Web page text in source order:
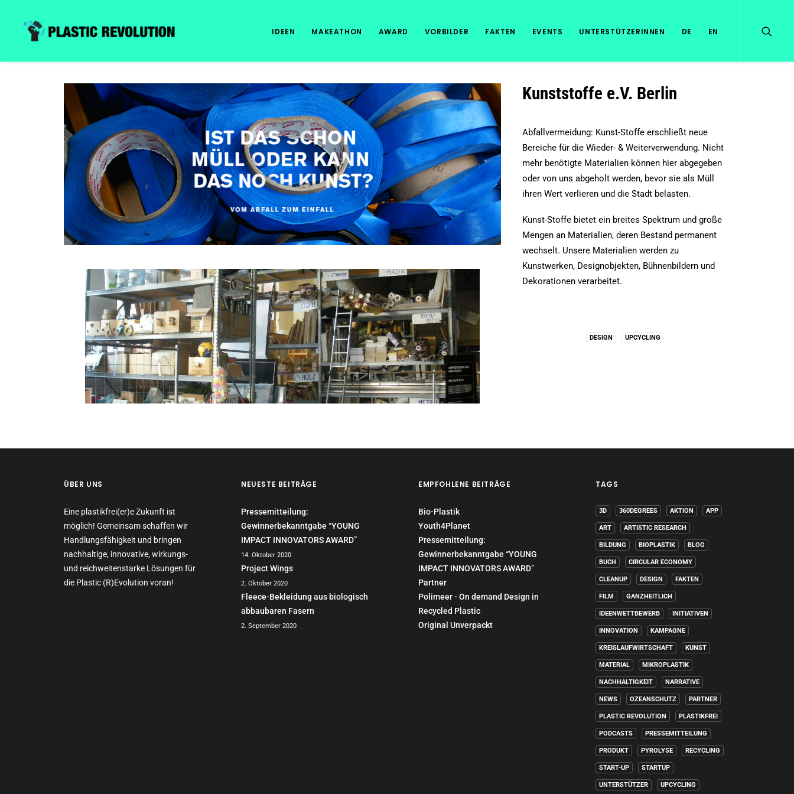
IDEEN MAKEATHON AWARD VORBILDER FAKTEN EVENTS UNTERSTÜTZERINNEN DE EN
Kunststoffe e.V. Berlin
Abfallvermeidung: Kunst-Stoffe erschließt neue
Bereiche für die Wieder- & Weiterverwendung. Nicht
mehr benötigte Materialien können hier abgegeben
oder von uns abgeholt werden, bevor sie als Müll
ihren Wert verlieren und die Stadt belasten.
Kunst-Stoffe bietet ein breites Spektrum und große
Mengen an Materialien, deren Bestand permanent
wechselt. Unsere Materialien werden zu
Kunstwerken, Designobjekten, Bühnenbildern und
Dekorationen verarbeitet.
DESIGN UPCYCLING
ÜBER UNS
Eine plastikfrei(er)e Zukunft ist
möglich! Gemeinsam schaffen wir
Handlungsfähigkeit und bringen
nachhaltige, innovative, wirkungs-
und reichweitenstarke Lösungen für
die Plastic (R)Evolution voran!
NEUESTE BEITRÄGE
Pressemitteilung:
Gewinnerbekanntgabe “YOUNG
IMPACT INNOVATORS AWARD”
14. Oktober 2020
Project Wings
2. Oktober 2020
Fleece-Bekleidung aus biologisch
abbaubaren Fasern
2. September 2020
EMPFOHLENE BEITRÄGE
Bio-Plastik
Youth4Planet
Pressemitteilung:
Gewinnerbekanntgabe “YOUNG
IMPACT INNOVATORS AWARD”
Partner
Polimeer - On demand Design in
Recycled Plastic
Original Unverpackt
TAGS
3D 360DEGREES AKTION APP
ART ARTISTIC RESEARCH
BILDUNG BIOPLASTIK BLOG
BUCH CIRCULAR ECONOMY
CLEANUP DESIGN FAKTEN
FILM GANZHEITLICH
IDEENWETTBEWERB INITIATIVEN
INNOVATION KAMPAGNE
KREISLAUFWIRTSCHAFT KUNST
MATERIAL MIKROPLASTIK
NACHHALTIGKEIT NARRATIVE
NEWS OZEANSCHUTZ PARTNER
PLASTIC REVOLUTION PLASTIKFREI
PODCASTS PRESSEMITTEILUNG
PRODUKT PYROLYSE RECYCLING
START-UP STARTUP
UNTERSTÜTZER UPCYCLING